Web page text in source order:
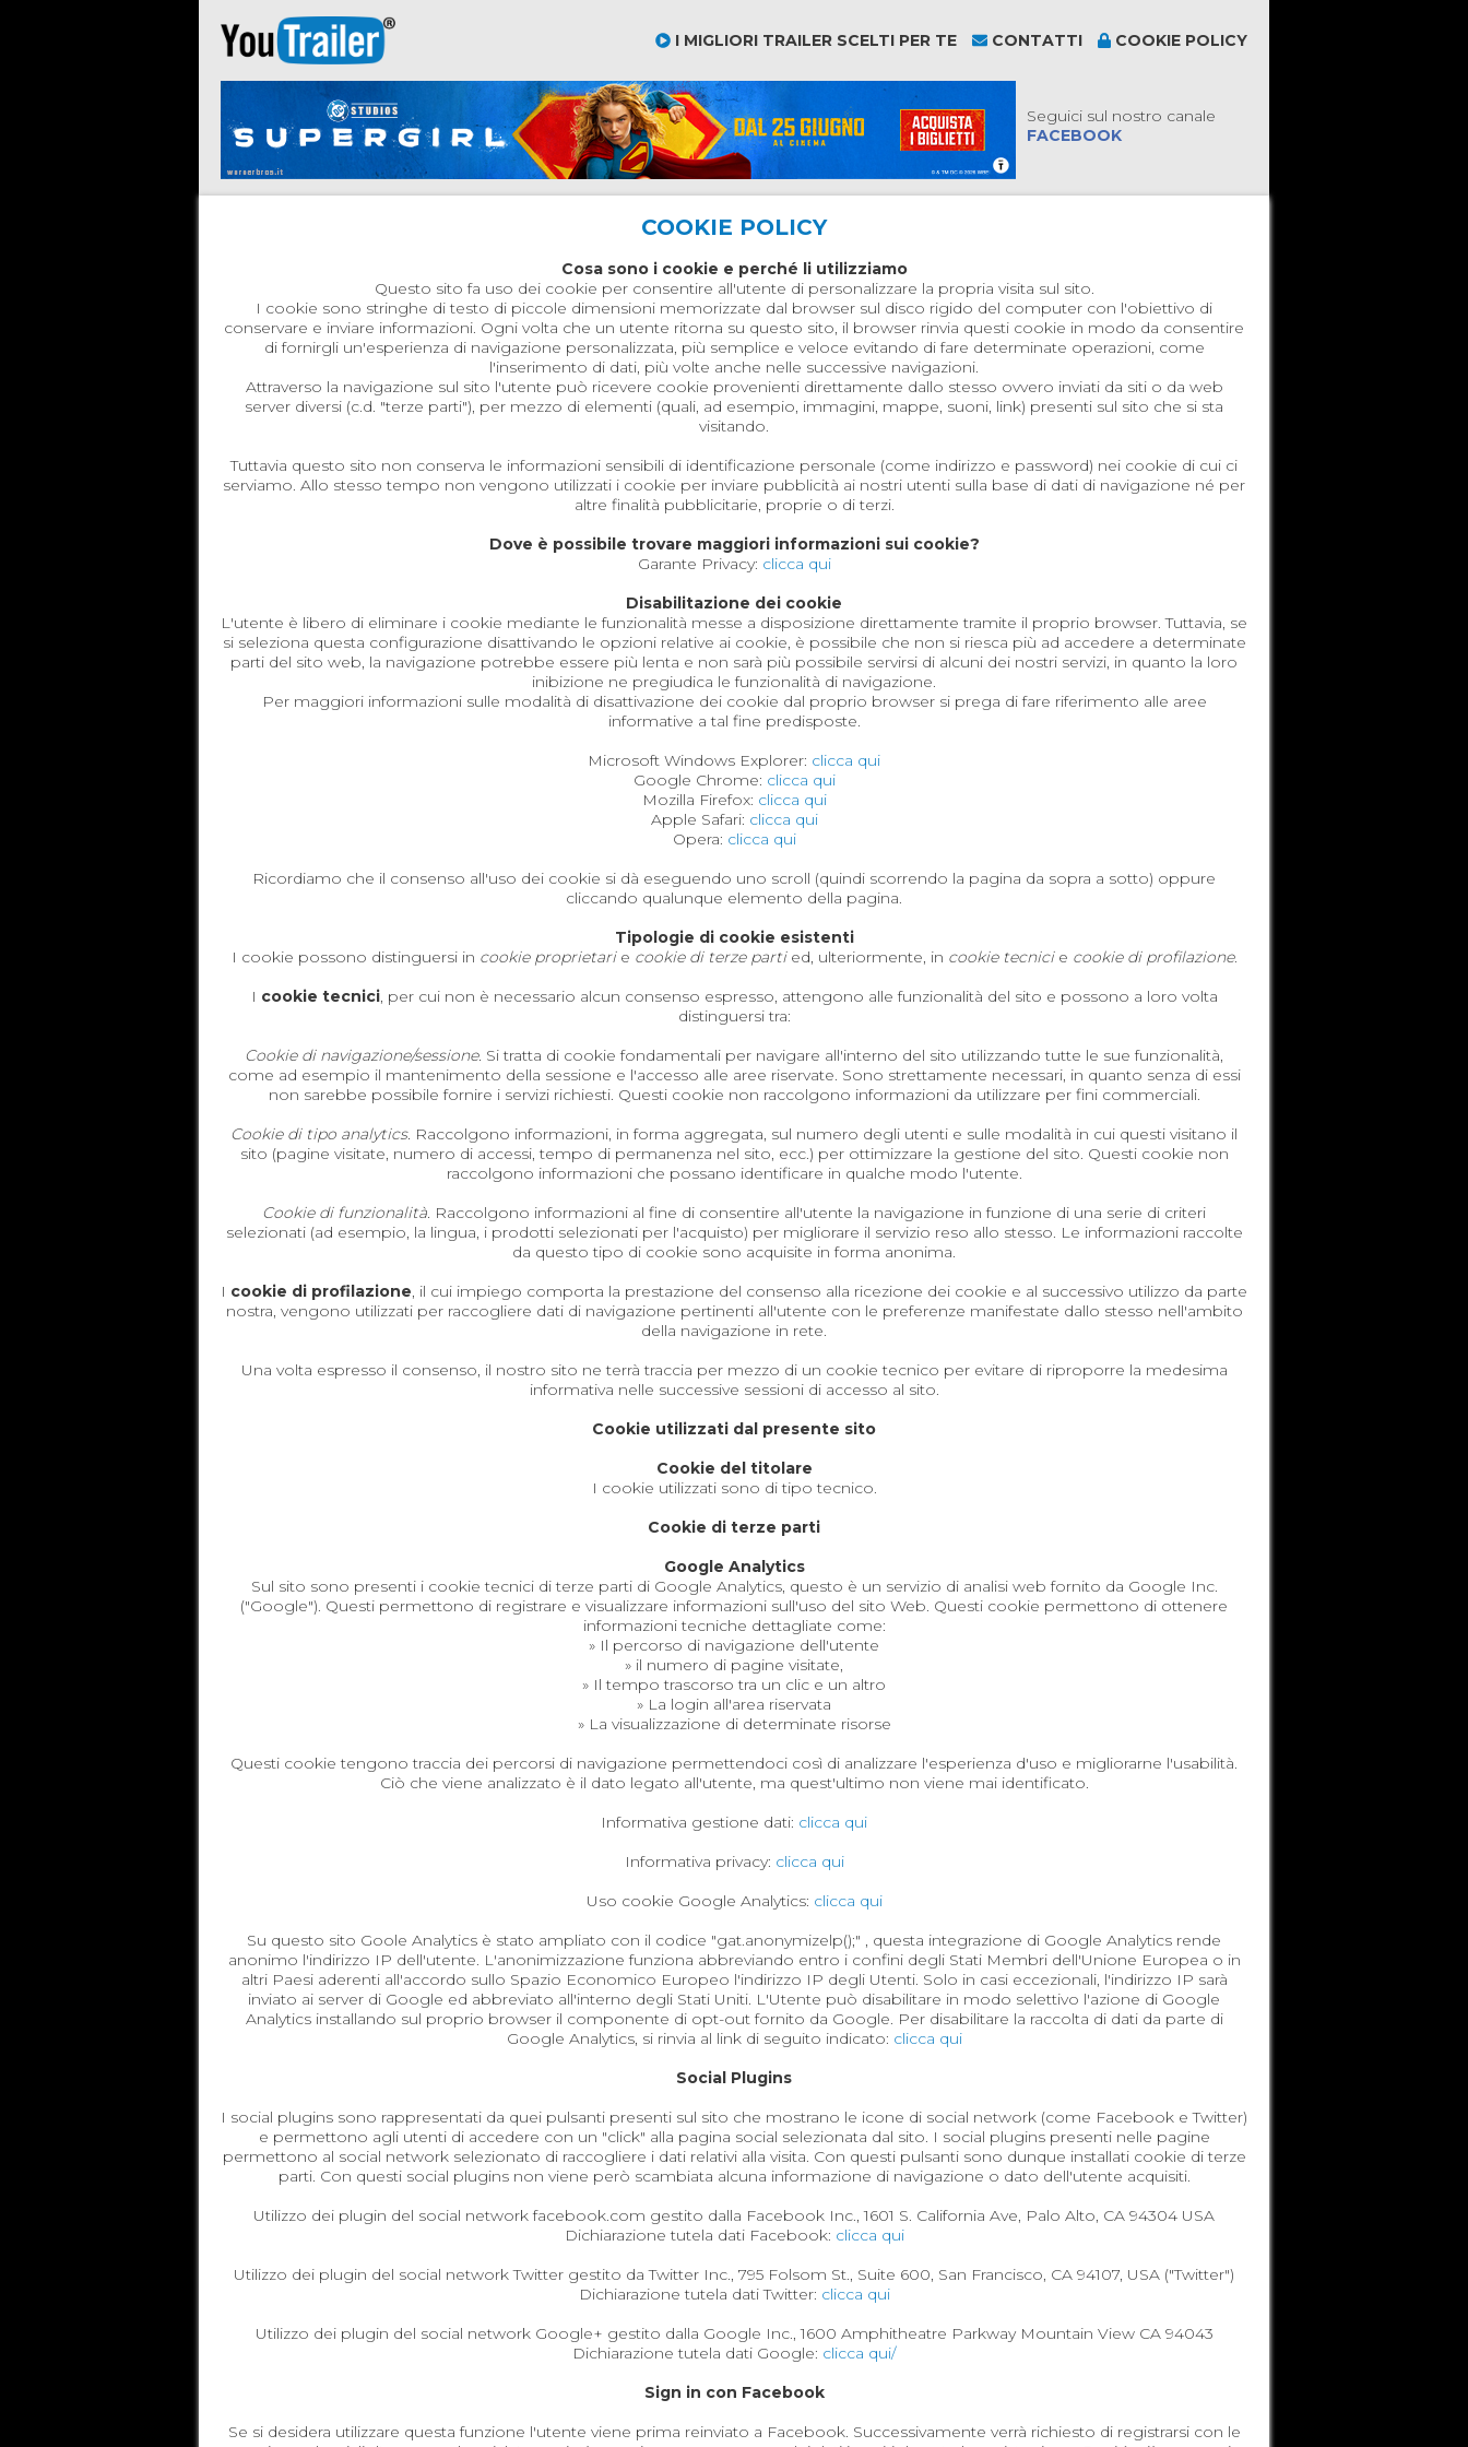
I MIGLIORI TRAILER SCELTI PER TE CONTATTI COOKIE POLICY
Seguici sul nostro canale
FACEBOOK
COOKIE POLICY
Cosa sono i cookie e perché li utilizziamo
Questo sito fa uso dei cookie per consentire all'utente di personalizzare la propria visita sul sito.
I cookie sono stringhe di testo di piccole dimensioni memorizzate dal browser sul disco rigido del computer con l'obiettivo di
conservare e inviare informazioni. Ogni volta che un utente ritorna su questo sito, il browser rinvia questi cookie in modo da consentire
di fornirgli un'esperienza di navigazione personalizzata, più semplice e veloce evitando di fare determinate operazioni, come
l'inserimento di dati, più volte anche nelle successive navigazioni.
Attraverso la navigazione sul sito l'utente può ricevere cookie provenienti direttamente dallo stesso ovvero inviati da siti o da web
server diversi (c.d. "terze parti"), per mezzo di elementi (quali, ad esempio, immagini, mappe, suoni, link) presenti sul sito che si sta
visitando.
Tuttavia questo sito non conserva le informazioni sensibili di identificazione personale (come indirizzo e password) nei cookie di cui ci
serviamo. Allo stesso tempo non vengono utilizzati i cookie per inviare pubblicità ai nostri utenti sulla base di dati di navigazione né per
altre finalità pubblicitarie, proprie o di terzi.
Dove è possibile trovare maggiori informazioni sui cookie?
Garante Privacy: clicca qui
Disabilitazione dei cookie
L'utente è libero di eliminare i cookie mediante le funzionalità messe a disposizione direttamente tramite il proprio browser. Tuttavia, se
si seleziona questa configurazione disattivando le opzioni relative ai cookie, è possibile che non si riesca più ad accedere a determinate
parti del sito web, la navigazione potrebbe essere più lenta e non sarà più possibile servirsi di alcuni dei nostri servizi, in quanto la loro
inibizione ne pregiudica le funzionalità di navigazione.
Per maggiori informazioni sulle modalità di disattivazione dei cookie dal proprio browser si prega di fare riferimento alle aree
informative a tal fine predisposte.
Microsoft Windows Explorer: clicca qui
Google Chrome: clicca qui
Mozilla Firefox: clicca qui
Apple Safari: clicca qui
Opera: clicca qui
Ricordiamo che il consenso all'uso dei cookie si dà eseguendo uno scroll (quindi scorrendo la pagina da sopra a sotto) oppure
cliccando qualunque elemento della pagina.
Tipologie di cookie esistenti
I cookie possono distinguersi in cookie proprietarie cookie di terze partied, ulteriormente, in cookie tecnicie cookie di profilazione.
I cookie tecnici, per cui non è necessario alcun consenso espresso, attengono alle funzionalità del sito e possono a loro volta
distinguersi tra:
Cookie di navigazione/sessione. Si tratta di cookie fondamentali per navigare all'interno del sito utilizzando tutte le sue funzionalità,
come ad esempio il mantenimento della sessione e l'accesso alle aree riservate. Sono strettamente necessari, in quanto senza di essi
non sarebbe possibile fornire i servizi richiesti. Questi cookie non raccolgono informazioni da utilizzare per fini commerciali.
Cookie di tipo analytics. Raccolgono informazioni, in forma aggregata, sul numero degli utenti e sulle modalità in cui questi visitano il
sito (pagine visitate, numero di accessi, tempo di permanenza nel sito, ecc.) per ottimizzare la gestione del sito. Questi cookie non
raccolgono informazioni che possano identificare in qualche modo l'utente.
Cookie di funzionalità. Raccolgono informazioni al fine di consentire all'utente la navigazione in funzione di una serie di criteri
selezionati (ad esempio, la lingua, i prodotti selezionati per l'acquisto) per migliorare il servizio reso allo stesso. Le informazioni raccolte
da questo tipo di cookie sono acquisite in forma anonima.
I cookie di profilazione, il cui impiego comporta la prestazione del consenso alla ricezione dei cookie e al successivo utilizzo da parte
nostra, vengono utilizzati per raccogliere dati di navigazione pertinenti all'utente con le preferenze manifestate dallo stesso nell'ambito
della navigazione in rete.
Una volta espresso il consenso, il nostro sito ne terrà traccia per mezzo di un cookie tecnico per evitare di riproporre la medesima
informativa nelle successive sessioni di accesso al sito.
Cookie utilizzati dal presente sito
Cookie del titolare
I cookie utilizzati sono di tipo tecnico.
Cookie di terze parti
Google Analytics
Sul sito sono presenti i cookie tecnici di terze parti di Google Analytics, questo è un servizio di analisi web fornito da Google Inc.
("Google"). Questi permettono di registrare e visualizzare informazioni sull'uso del sito Web. Questi cookie permettono di ottenere
informazioni tecniche dettagliate come:
» Il percorso di navigazione dell'utente
» il numero di pagine visitate,
» Il tempo trascorso tra un clic e un altro
» La login all'area riservata
» La visualizzazione di determinate risorse
Questi cookie tengono traccia dei percorsi di navigazione permettendoci così di analizzare l'esperienza d'uso e migliorarne l'usabilità.
Ciò che viene analizzato è il dato legato all'utente, ma quest'ultimo non viene mai identificato.
Informativa gestione dati: clicca qui
Informativa privacy: clicca qui
Uso cookie Google Analytics: clicca qui
Su questo sito Goole Analytics è stato ampliato con il codice "gat.anonymizelp();" , questa integrazione di Google Analytics rende
anonimo l'indirizzo IP dell'utente. L'anonimizzazione funziona abbreviando entro i confini degli Stati Membri dell'Unione Europea o in
altri Paesi aderenti all'accordo sullo Spazio Economico Europeo l'indirizzo IP degli Utenti. Solo in casi eccezionali, l'indirizzo IP sarà
inviato ai server di Google ed abbreviato all'interno degli Stati Uniti. L'Utente può disabilitare in modo selettivo l'azione di Google
Analytics installando sul proprio browser il componente di opt-out fornito da Google. Per disabilitare la raccolta di dati da parte di
Google Analytics, si rinvia al link di seguito indicato: clicca qui
Social Plugins
I social plugins sono rappresentati da quei pulsanti presenti sul sito che mostrano le icone di social network (come Facebook e Twitter)
e permettono agli utenti di accedere con un "click" alla pagina social selezionata dal sito. I social plugins presenti nelle pagine
permettono al social network selezionato di raccogliere i dati relativi alla visita. Con questi pulsanti sono dunque installati cookie di terze
parti. Con questi social plugins non viene però scambiata alcuna informazione di navigazione o dato dell'utente acquisiti.
Utilizzo dei plugin del social network facebook.com gestito dalla Facebook Inc., 1601 S. California Ave, Palo Alto, CA 94304 USA
Dichiarazione tutela dati Facebook: clicca qui
Utilizzo dei plugin del social network Twitter gestito da Twitter Inc., 795 Folsom St., Suite 600, San Francisco, CA 94107, USA ("Twitter")
Dichiarazione tutela dati Twitter: clicca qui
Utilizzo dei plugin del social network Google+ gestito dalla Google Inc., 1600 Amphitheatre Parkway Mountain View CA 94043
Dichiarazione tutela dati Google: clicca qui/
Sign in con Facebook
Se si desidera utilizzare questa funzione l'utente viene prima reinviato a Facebook. Successivamente verrà richiesto di registrarsi con le